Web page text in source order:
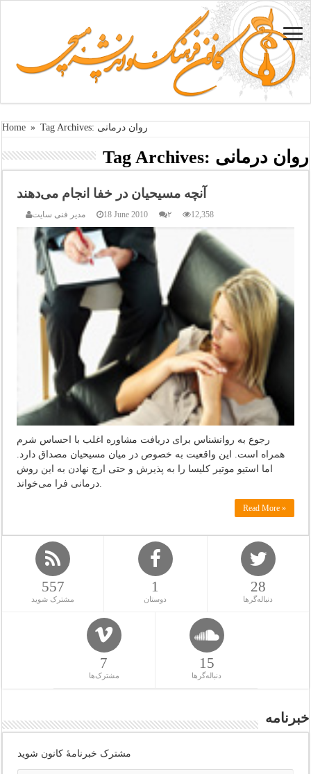
Home » Tag Archives: روان درمانی
Tag Archives: روان درمانی
آنچه مسیحیان در خفا انجام می‌دهند
مدیر فنی سایت 18 June 2010 ۲ 12,358
رجوع به روانشناس برای دریافت مشاوره اغلب با احساس شرم
همراه است. این واقعیت به خصوص در میان مسیحیان مصداق دارد.
اما استیو موتیر کلیسا را به پذیرش و حتی ارج نهادن به این روش
Read More »
557
مشترک شوید
1
دوستان
28
دنباله‌گرها
7
مشترک‌ها
15
دنباله‌گرها
خبرنامه
مشترک خبرنامهٔ کانون شوید